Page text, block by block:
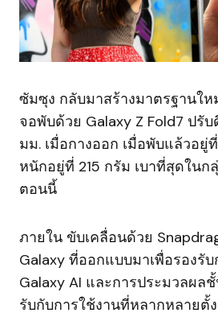
ซัมซุง กลับมาสร้างมาตรฐานใ
จอพับด้วย Galaxy Z Fold7 ปรับ
มม. เมื่อกางออก เมื่อพับแล้วอ
หนักอยู่ที่ 215 กรัม เบาที่สุดใน
ตอนนี้
ภายใน ขับเคลื่อนด้วย
Galaxy ที่ออกแบบมาเพื่อรองรั
Galaxy AI และการประมวลผล
รับกับการใช้งานที่หลากหลายตั้